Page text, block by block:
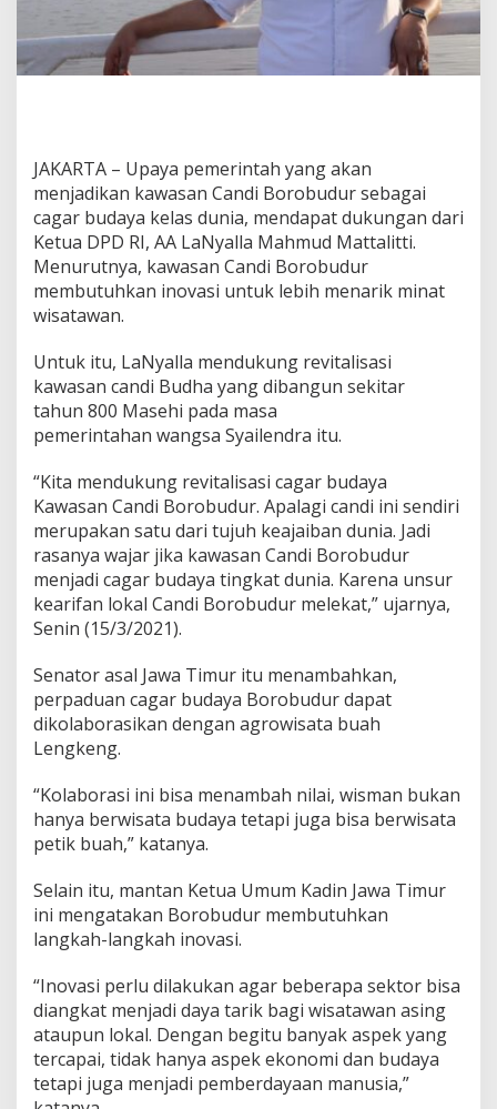
B
o
r
u
r
J
d
i
C
r
B
u
d
a
a
K
e
l
a
s
D
i
a
JAKARTA – Upaya pemerintah yang akan
menjadikan kawasan Candi Borobudur sebagai
cagar budaya kelas dunia, mendapat dukungan dari
Ketua DPD RI, AA LaNyalla Mahmud Mattalitti.
Menurutnya, kawasan Candi Borobudur
membutuhkan inovasi untuk lebih menarik minat
wisatawan.
Untuk itu, LaNyalla mendukung revitalisasi
kawasan candi Budha yang dibangun sekitar
tahun 800 Masehi pada masa
pemerintahan wangsa Syailendra itu.
“Kita mendukung revitalisasi cagar budaya
Kawasan Candi Borobudur. Apalagi candi ini sendiri
merupakan satu dari tujuh keajaiban dunia. Jadi
rasanya wajar jika kawasan Candi Borobudur
menjadi cagar budaya tingkat dunia. Karena unsur
kearifan lokal Candi Borobudur melekat,” ujarnya,
Senin (15/3/2021).
Senator asal Jawa Timur itu menambahkan,
perpaduan cagar budaya Borobudur dapat
dikolaborasikan dengan agrowisata buah
Lengkeng.
“Kolaborasi ini bisa menambah nilai, wisman bukan
hanya berwisata budaya tetapi juga bisa berwisata
petik buah,” katanya.
Selain itu, mantan Ketua Umum Kadin Jawa Timur
ini mengatakan Borobudur membutuhkan
langkah-langkah inovasi.
“Inovasi perlu dilakukan agar beberapa sektor bisa
diangkat menjadi daya tarik bagi wisatawan asing
ataupun lokal. Dengan begitu banyak aspek yang
tercapai, tidak hanya aspek ekonomi dan budaya
tetapi juga menjadi pemberdayaan manusia,”